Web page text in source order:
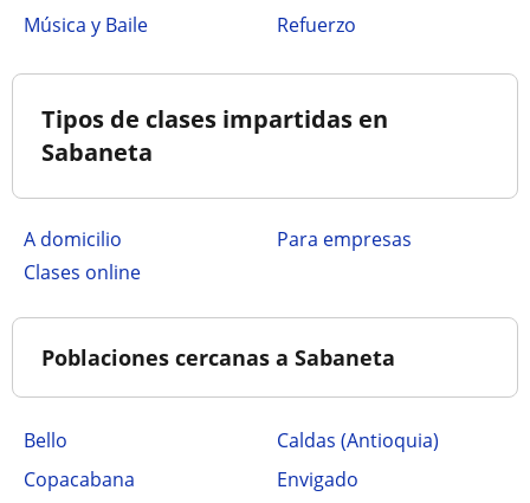
Música y Baile
Refuerzo
Tipos de clases impartidas en
Sabaneta
a domicilio
para empresas
clases online
Poblaciones cercanas a Sabaneta
Bello
Caldas (Antioquia)
Copacabana
Envigado